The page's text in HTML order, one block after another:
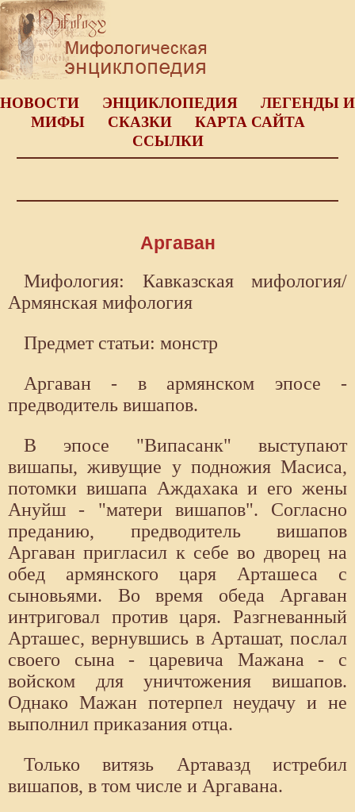
НОВОСТИ ЭНЦИКЛОПЕДИЯ
ЛЕГЕНДЫ И
МИФЫ
СКАЗКИ
КАРТА САЙТА
ССЫЛКИ
Аргаван
Мифология: Кавказская мифология/
Армянская мифология
Предмет статьи: монстр
Аргаван - в армянском эпосе -
предводитель вишапов.
В эпосе "Випасанк" выступают
вишапы, живущие у подножия Масиса,
потомки вишапа Аждахака и его жены
Ануйш - "матери вишапов". Согласно
преданию, предводитель вишапов
Аргаван пригласил к себе во дворец на
обед армянского царя Арташеса с
сыновьями. Во время обеда Аргаван
интриговал против царя. Разгневанный
Арташес, вернувшись в Арташат, послал
своего сына - царевича Мажана - с
войском для уничтожения вишапов.
Однако Мажан потерпел неудачу и не
выполнил приказания отца.
Только витязь Артавазд истребил
вишапов, в том числе и Аргавана.